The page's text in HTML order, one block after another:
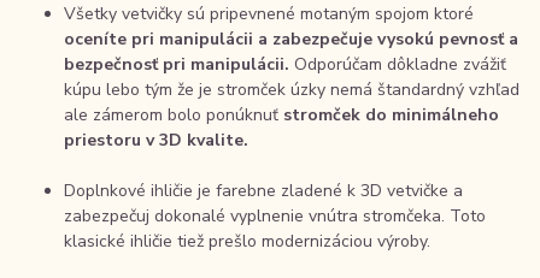
Všetky vetvičky sú pripevnené motaným spojom ktoré
oceníte pri manipulácii a zabezpečuje vysokú pevnosť a
bezpečnosť pri manipulácii. Odporúčam dôkladne zvážiť
kúpu lebo tým že je stromček úzky nemá štandardný vzhľad
ale zámerom bolo ponúknuť stromček do minimálneho
priestoru v 3D kvalite.
Doplnkové ihličie je farebne zladené k 3D vetvičke a
zabezpečuj dokonalé vyplnenie vnútra stromčeka. Toto
klasické ihličie tiež prešlo modernizáciou výroby.